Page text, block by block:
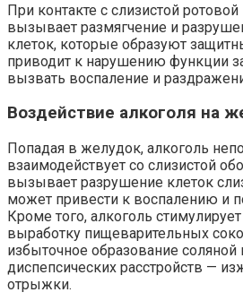
При контакте с слизистой ротовой
вызывает размягчение и
клеток, которые образуют
приводит к нарушению функции
вызвать воспаление и
Воздействие алкоголя на
Попадая в желудок, алкоголь
взаимодействует со слизистой
вызывает разрушение клеток
может привести к воспалению и
Кроме того, алкоголь
выработку пищеварительных
избыточное образование соляной
диспепсических расстройств —
отрыжки.